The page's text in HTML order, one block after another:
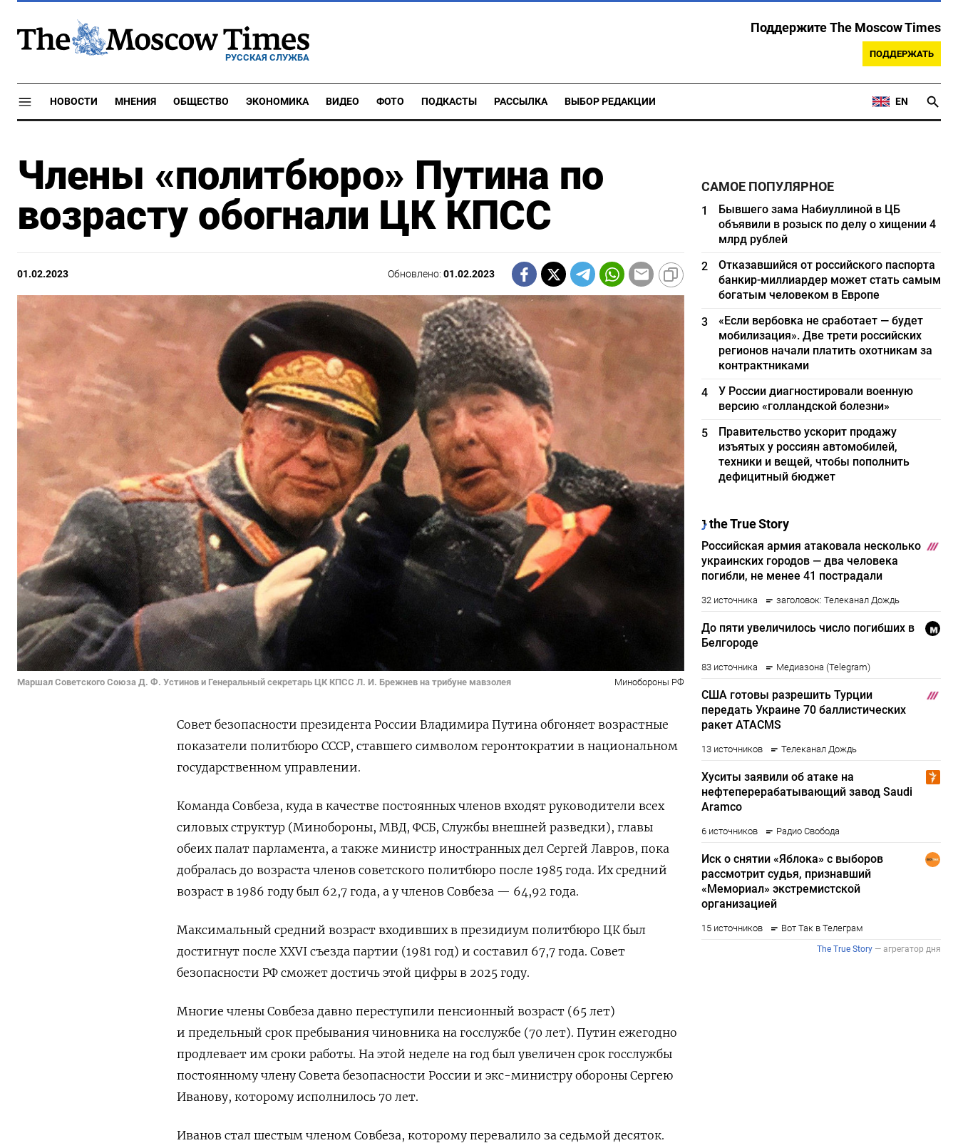
РУССКАЯ СЛУЖБА
Поддержите The Moscow Times
ПОДДЕРЖАТЬ
НОВОСТИ МНЕНИЯ ОБЩЕСТВО ЭКОНОМИКА ВИДЕО ФОТО ПОДКАСТЫ РАССЫЛКА ВЫБОР РЕДАКЦИИ EN
Члены «политбюро» Путина по
возрасту обогнали ЦК КПСС
01.02.2023 Обновлено:01.02.2023
Маршал Советского Союза Д. Ф. Устинов и Генеральный секретарь ЦК КПСС Л. И. Брежнев на трибуне мавзолея Минобороны РФ
Совет безопасности президента России Владимира Путина обгоняет возрастные
показатели политбюро СССР, ставшего символом геронтократии в национальном
государственном управлении.
Команда Совбеза, куда в качестве постоянных членов входят руководители всех
силовых структур (Минобороны, МВД, ФСБ, Службы внешней разведки), главы
обеих палат парламента, а также министр иностранных дел Сергей Лавров, пока
добралась до возраста членов советского политбюро после 1985 года. Их средний
возраст в 1986 году был 62,7 года, а у членов Совбеза — 64,92 года.
Максимальный средний возраст входивших в президиум политбюро ЦК был
достигнут после XXVI съезда партии (1981 год) и составил 67,7 года. Совет
безопасности РФ сможет достичь этой цифры в 2025 году.
Многие члены Совбеза давно переступили пенсионный возраст (65 лет)
и предельный срок пребывания чиновника на госслужбе (70 лет). Путин ежегодно
продлевает им сроки работы. На этой неделе на год был увеличен срок госслужбы
постоянному члену Совета безопасности России и экс-министру обороны Сергею
Иванову, которому исполнилось 70 лет.
Иванов стал шестым членом Совбеза, которому перевалило за седьмой десяток.
САМОЕ ПОПУЛЯРНОЕ
1
Бывшего зама Набиуллиной в ЦБ
объявили в розыск по делу о хищении 4
млрд рублей
2
Отказавшийся от российского паспорта
банкир-миллиардер может стать самым
богатым человеком в Европе
3
«Если вербовка не сработает — будет
мобилизация». Две трети российских
регионов начали платить охотникам за
контрактниками
4
У России диагностировали военную
версию «голландской болезни»
5
Правительство ускорит продажу
изъятых у россиян автомобилей,
техники и вещей, чтобы пополнить
дефицитный бюджет